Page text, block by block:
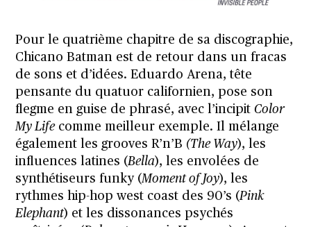
Pour le quatrième chapitre de sa discographie,
Chicano Batman est de retour dans un fracas
de sons et d’idées. Eduardo Arena, tête
pensante du quatuor californien, pose son
flegme en guise de phrasé, avec l’incipitColor
My Lifecomme meilleur exemple. Il mélange
également les grooves R’n’B (The Way), les
influences latines (Bella), les envolées de
synthétiseurs funky (Moment of Joy), les
rythmes hip-hop west coast des 90’s (Pink
Elephant) et les dissonances psychés